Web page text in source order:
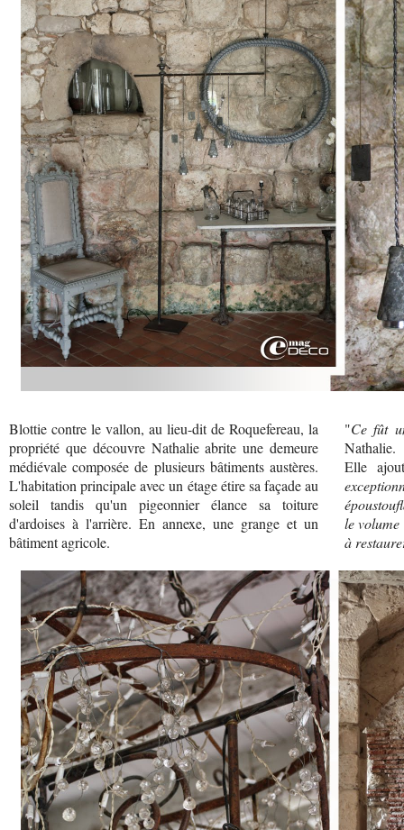
Blottie contre le vallon, au lieu-dit de Roquefereau, la
propriété que découvre Nathalie abrite une demeure
médiévale composée de plusieurs bâtiments austères.
L'habitation principale avec un étage étire sa façade au
soleil tandis qu'un pigeonnier élance sa toiture
d'ardoises à l'arrière. En annexe, une grange et un
bâtiment agricole.
"Ce fût
Nathalie.
Elle
le volume
à